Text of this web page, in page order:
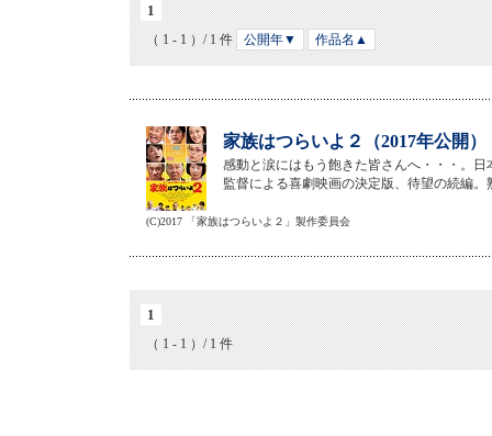
1
（ 1 - 1 ）/ 1 件 公開年▼ 作品名▲
家族はつらいよ２（2017年公開）
感動と涙にはもう飽きた皆さんへ・・・。
監督による喜劇映画の決定版、待望の続編
(C)2017 「家族はつらいよ２」製作委員会
1
（ 1 - 1 ）/ 1 件